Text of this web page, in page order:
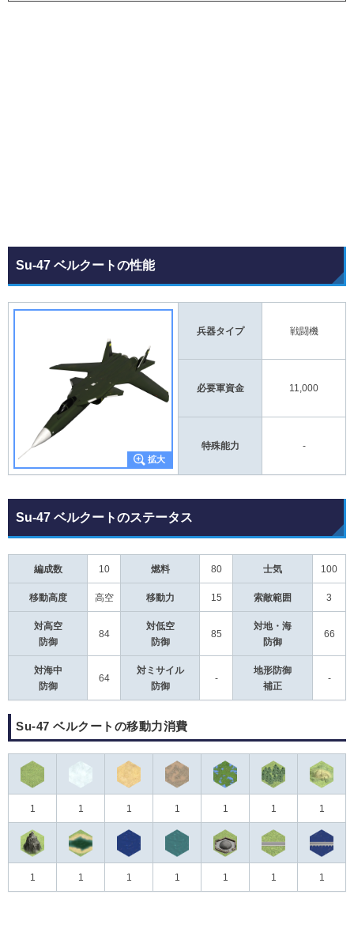
Su-47 ベルクートの性能
兵器タイプ 戦闘機
必要軍資金 11,000
特殊能力 -
Su-47 ベルクートのステータス
編成数 10 燃料 80 士気 100
移動高度 高空 移動力 15 索敵範囲 3
対高空
防御
84
対低空
防御
85
対地・海
防御
66
対海中
防御
64
対ミサイル
防御
-
地形防御
補正
-
Su-47 ベルクートの移動力消費
1 1 1 1 1 1 1
1 1 1 1 1 1 1